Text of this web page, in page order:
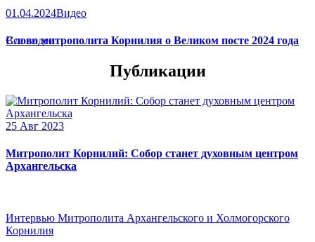
01.04.2024Видео
Слово митрополита Корнилия о Великом посте 2024 года
Все видео
Публикации
25 Авг 2023
Митрополит Корнилий: Собор станет духовным центром
Архангельска
Интервью Митрополита Архангельского и Холмогорского
Корнилия